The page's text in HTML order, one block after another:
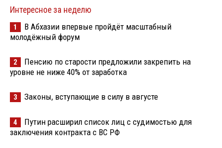
Интересное за неделю
1
В Абхазии впервые пройдёт масштабный
молодёжный форум
2
Пенсию по старости предложили закрепить на
уровне не ниже 40% от заработка
3 Законы, вступающие в силу в августе
4
Путин расширил список лиц с судимостью для
заключения контракта с ВС РФ